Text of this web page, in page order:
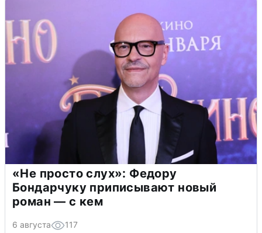
«Не просто слух»: Федору
Бондарчуку приписывают новый
роман — с кем
6 августа 117